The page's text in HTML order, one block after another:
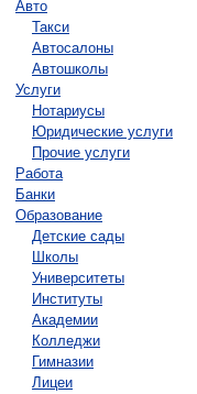
Авто
Такси
Автосалоны
Автошколы
Услуги
Нотариусы
Юридические услуги
Прочие услуги
Работа
Банки
Образование
Детские сады
Школы
Университеты
Институты
Академии
Колледжи
Гимназии
Лицеи